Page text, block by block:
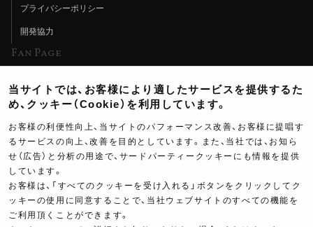
￥115,000
プライバシーポリシー
開発協力
Fan Page
ヨシムラTV
イベント情報
イベントスケジュール
ツーリングブレイクタイム
製品ポスター
当サイトでは、お客様により適したサービスを提供するた
め、クッキー（Cookie）を利用しています。
お客様の利便性向上、当サイトのパフォーマンス改善、お客様に提唱す
るサービスの向上、改善を目的としています。また、当社では、お知ら
せ（広告）と分析の用途で、サードパーティークッキーにも情報を提供
しています。
お客様は、「すべてのクッキーを受け入れる」ボタンをクリックしてク
ッキーの使用に同意することで、当社ウェブサイトのすべての機能を
ご利用頂くことができます。